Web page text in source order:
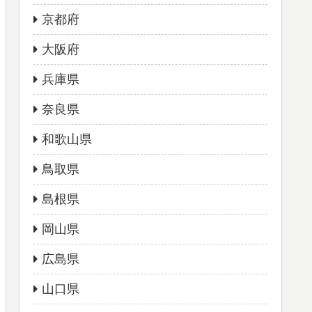
京都府
大阪府
兵庫県
奈良県
和歌山県
鳥取県
島根県
岡山県
広島県
山口県